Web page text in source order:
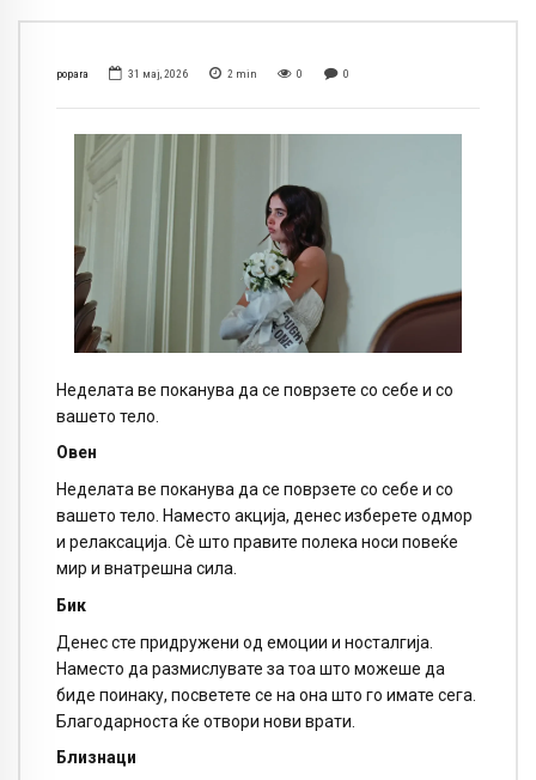
popara 31 мај, 2026 2 min 0 0
Неделата ве поканува да се поврзете со себе и со
вашето тело.
Овен
Неделата ве поканува да се поврзете со себе и со
вашето тело. Наместо акција, денес изберете одмор
и релаксација. Сè што правите полека носи повеќе
мир и внатрешна сила.
Бик
Денес сте придружени од емоции и носталгија.
Наместо да размислувате за тоа што можеше да
биде поинаку, посветете се на она што го имате сега.
Благодарноста ќе отвори нови врати.
Близнаци